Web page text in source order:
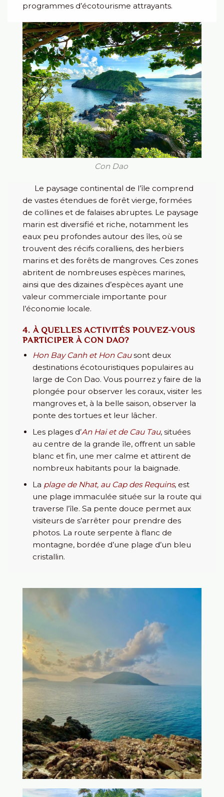
programmes d’écotourisme attrayants.
Con Dao
Le paysage continental de l’île comprend
de vastes étendues de forêt vierge, formées
de collines et de falaises abruptes. Le paysage
marin est diversifié et riche, notamment les
eaux peu profondes autour des îles, où se
trouvent des récifs coralliens, des herbiers
marins et des forêts de mangroves. Ces zones
abritent de nombreuses espèces marines,
ainsi que des dizaines d’espèces ayant une
valeur commerciale importante pour
l’économie locale.
4. À QUELLES ACTIVITÉS POUVEZ-VOUS
PARTICIPER À CON DAO?
Hon Bay Canh et Hon Causont deux
destinations écotouristiques populaires au
large de Con Dao. Vous pourrez y faire de la
plongée pour observer les coraux, visiter les
mangroves et, à la belle saison, observer la
ponte des tortues et leur lâcher.
Les plages d’An Hai et de Cau Tau, situées
au centre de la grande île, offrent un sable
blanc et fin, une mer calme et attirent de
nombreux habitants pour la baignade.
La plage de Nhat, au Cap des Requins, est
une plage immaculée située sur la route qui
traverse l’île. Sa pente douce permet aux
visiteurs de s’arrêter pour prendre des
photos. La route serpente à flanc de
montagne, bordée d’une plage d’un bleu
cristallin.